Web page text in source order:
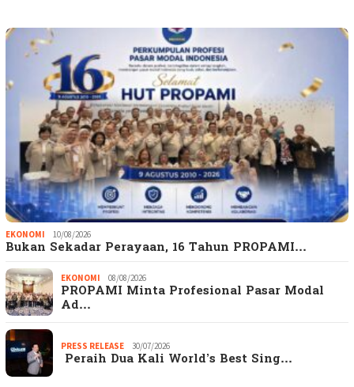
EKONOMI 10/08/2026
Bukan Sekadar Perayaan, 16 Tahun PROPAMI…
EKONOMI 08/08/2026
PROPAMI Minta Profesional Pasar Modal
Ad…
PRESS RELEASE 30/07/2026
Peraih Dua Kali World’s Best Sing…